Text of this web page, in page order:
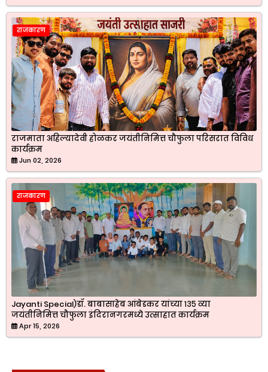
राजकारण
राजमाता अहिल्यादेवी होळकर जयंतीनिमित्त चौफुला परिसरात विविध
कार्यक्रम
Jun 02, 2026
राजकारण
Jayanti Special)डॉ. बाबासाहेब आंबेडकर यांच्या १३५ व्या
जयंतीनिमित्त चौफुला इंदिरानगरमध्ये उत्साहात कार्यक्रम
Apr 15, 2026